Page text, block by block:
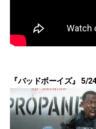
『バッドボーイズ』 5/